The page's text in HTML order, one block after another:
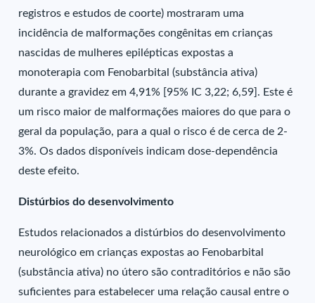
registros e estudos de coorte) mostraram uma
incidência de malformações congênitas em crianças
nascidas de mulheres epilépticas expostas a
monoterapia com Fenobarbital (substância ativa)
durante a gravidez em 4,91% [95% IC 3,22; 6,59]. Este é
um risco maior de malformações maiores do que para o
geral da população, para a qual o risco é de cerca de 2-
3%. Os dados disponíveis indicam dose-dependência
deste efeito.
Distúrbios do desenvolvimento
Estudos relacionados a distúrbios do desenvolvimento
neurológico em crianças expostas ao Fenobarbital
(substância ativa) no útero são contraditórios e não são
suficientes para estabelecer uma relação causal entre o